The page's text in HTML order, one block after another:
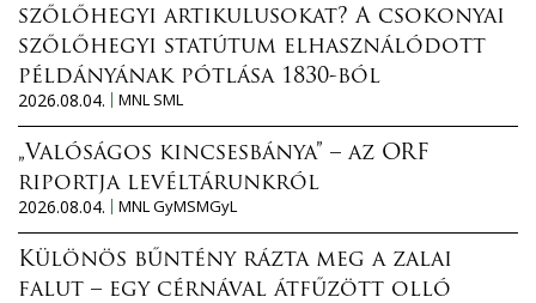
szőlőhegyi artikulusokat? A csokonyai
szőlőhegyi statútum elhasználódott
példányának pótlása 1830-ból
2026.08.04.
MNL SML
„Valóságos kincsesbánya” – az ORF
riportja levéltárunkról
2026.08.04.
MNL GyMSMGyL
Különös bűntény rázta meg a zalai
falut – egy cérnával átfűzött olló